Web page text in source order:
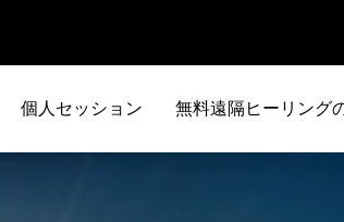
個人セッション 無料遠隔ヒーリング